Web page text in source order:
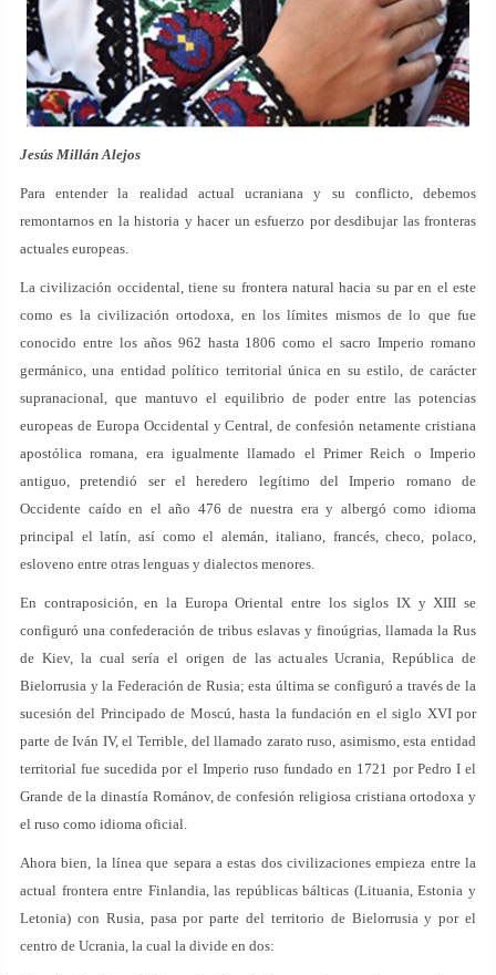
Jesús Millán Alejos
Para entender la realidad actual ucraniana y su conflicto, debemos
remontarnos en la historia y hacer un esfuerzo por desdibujar las fronteras
actuales europeas.
La civilización occidental, tiene su frontera natural hacia su par en el este
como es la civilización ortodoxa, en los límites mismos de lo que fue
conocido entre los años 962 hasta 1806 como el sacro Imperio romano
germánico, una entidad político territorial única en su estilo, de carácter
supranacional, que mantuvo el equilibrio de poder entre las potencias
europeas de Europa Occidental y Central, de confesión netamente cristiana
apostólica romana, era igualmente llamado el Primer Reich o Imperio
antiguo, pretendió ser el heredero legítimo del Imperio romano de
Occidente caído en el año 476 de nuestra era y albergó como idioma
principal el latín, así como el alemán, italiano, francés, checo, polaco,
esloveno entre otras lenguas y dialectos menores.
En contraposición, en la Europa Oriental entre los siglos IX y XIII se
configuró una confederación de tribus eslavas y finoúgrias, llamada la Rus
de Kiev, la cual sería el origen de las actuales Ucrania, República de
Bielorrusia y la Federación de Rusia; esta última se configuró a través de la
sucesión del Principado de Moscú, hasta la fundación en el siglo XVI por
parte de Iván IV, el Terrible, del llamado zarato ruso, asimismo, esta entidad
territorial fue sucedida por el Imperio ruso fundado en 1721 por Pedro I el
Grande de la dinastía Románov, de confesión religiosa cristiana ortodoxa y
el ruso como idioma oficial.
Ahora bien, la línea que separa a estas dos civilizaciones empieza entre la
actual frontera entre Finlandia, las repúblicas bálticas (Lituania, Estonia y
Letonia) con Rusia, pasa por parte del territorio de Bielorrusia y por el
centro de Ucrania, la cual la divide en dos: